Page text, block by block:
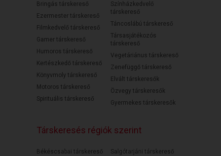
Bringás társkereső
Ezermester társkereső
Filmkedvelő társkereső
Gamer társkereső
Humoros társkereső
Kertészkedő társkereső
Könyvmoly társkereső
Motoros társkereső
Spirituális társkereső
Színházkedvelő
társkereső
Táncoslábú társkereső
Társasjátékozós
társkereső
Vegetáriánus társkereső
Zenefüggő társkereső
Elvált társkeresők
Özvegy társkeresők
Gyermekes társkeresők
Társkeresés régiók szerint
Békéscsabai társkereső
Salgótarjáni társkereső